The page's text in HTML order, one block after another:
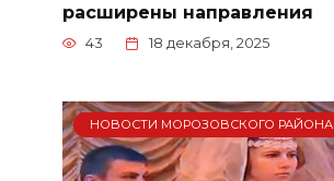
расширены направления
43 18 декабря, 2025
НОВОСТИ МОРОЗОВСКОГО РАЙОНА